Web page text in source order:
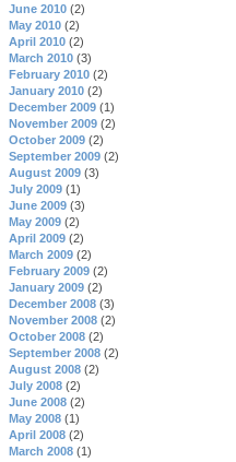
June 2010 (2)
May 2010 (2)
April 2010 (2)
March 2010 (3)
February 2010 (2)
January 2010 (2)
December 2009 (1)
November 2009 (2)
October 2009 (2)
September 2009 (2)
August 2009 (3)
July 2009 (1)
June 2009 (3)
May 2009 (2)
April 2009 (2)
March 2009 (2)
February 2009 (2)
January 2009 (2)
December 2008 (3)
November 2008 (2)
October 2008 (2)
September 2008 (2)
August 2008 (2)
July 2008 (2)
June 2008 (2)
May 2008 (1)
April 2008 (2)
March 2008 (1)